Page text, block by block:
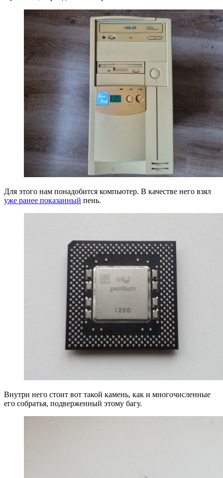
Для этого нам понадобится компьютер. В качестве него взял
уже ранее показанный пень.
Внутри него стоит вот такой камень, как и многочисленные
его собратья, подверженный этому багу.